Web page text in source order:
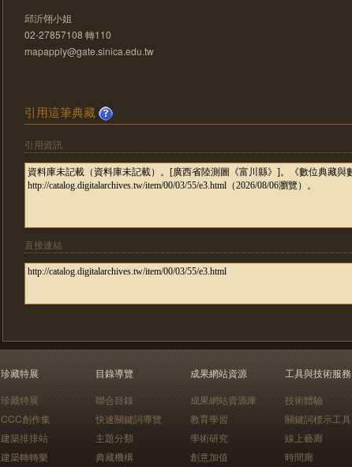
邱沂翎小姐
02-27857108 轉110
mapapply@gate.sinica.edu.tw
引用這筆典藏
引用資訊
直接連結
珍藏特展
珍藏特展
CCC創作集
建築排排站
建築轉轉樂
目錄導覽
聯合目錄
快速關鍵詞導覽
主題分類
典藏機構
成果網站資源
成果網站資源庫
教育學習
學術研究
創意加值
工具與技術服務
技術體驗
關鍵詞標示工具
線上藝廊
時間廊